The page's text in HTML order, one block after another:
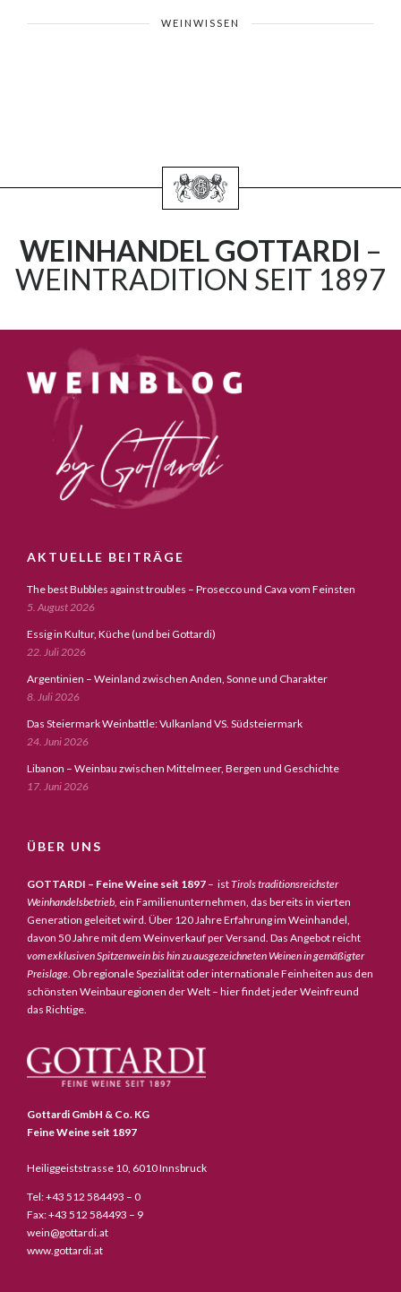
WEINWISSEN
WEINHANDEL GOTTARDI –
WEINTRADITION SEIT 1897
AKTUELLE BEITRÄGE
The best Bubbles against troubles – Prosecco und Cava vom Feinsten
5. August 2026
Essig in Kultur, Küche (und bei Gottardi)
22. Juli 2026
Argentinien – Weinland zwischen Anden, Sonne und Charakter
8. Juli 2026
Das Steiermark Weinbattle: Vulkanland VS. Südsteiermark
24. Juni 2026
Libanon – Weinbau zwischen Mittelmeer, Bergen und Geschichte
17. Juni 2026
ÜBER UNS
GOTTARDI – Feine Weine seit 1897 – istTirols traditionsreichster
Weinhandelsbetrieb, ein Familienunternehmen, das bereits in vierten
Generation geleitet wird. Über 120 Jahre Erfahrung im Weinhandel,
davon 50 Jahre mit dem Weinverkauf per Versand. Das Angebot reicht
vom exklusiven Spitzenwein bis hin zu ausgezeichneten Weinen in gemäßigter
Preislage. Ob regionale Spezialität oder internationale Feinheiten aus den
schönsten Weinbauregionen der Welt – hier findet jeder Weinfreund
das Richtige.
Gottardi GmbH & Co. KG
Feine Weine seit 1897
Heiliggeiststrasse 10, 6010 Innsbruck
Tel: +43 512 584493 – 0
Fax: +43 512 584493 – 9
wein@gottardi.at
www.gottardi.at